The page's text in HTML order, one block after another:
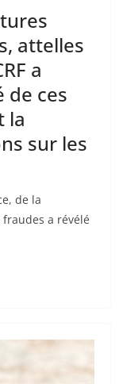
attelles
a
de ces
la
sur les
de la
a révélé